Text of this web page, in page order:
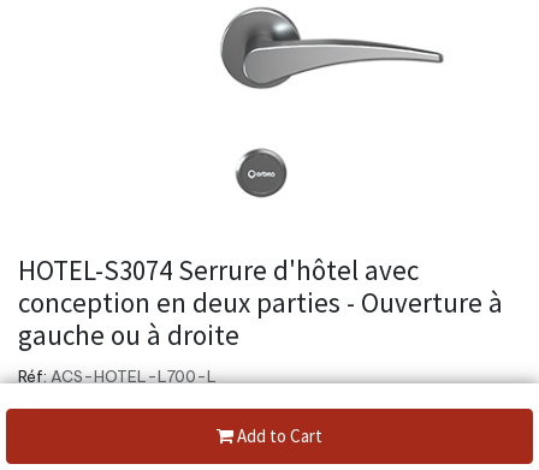
Add to Cart
HOTEL-S3074 Serrure d'hôtel avec
conception en deux parties - Ouverture à
gauche ou à droite
Réf:ACS-HOTEL-L700-L
Create a new review
Lecteur de carte Mifare - Fonctionnement sans fil - Convient pour